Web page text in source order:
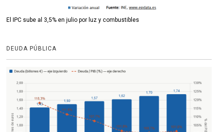
El IPC sube al 3,5% en julio por luz y combustibles
DEUDA PÚBLICA